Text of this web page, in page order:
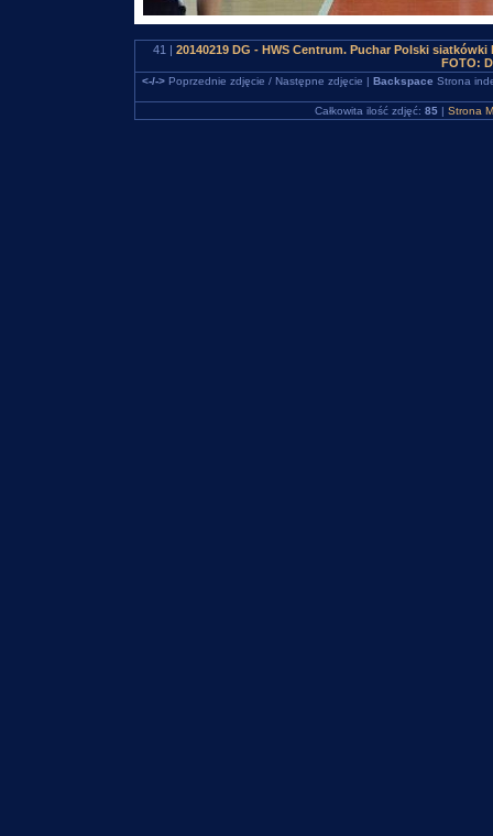
41 | 20140219 DG - HWS Centrum. Puchar Polski
FOTO:
<-/->Poprzednie zdjęcie / Następne zdjęcie | Backspace Strona
Całkowita ilość zdjęć: 85 | Strona